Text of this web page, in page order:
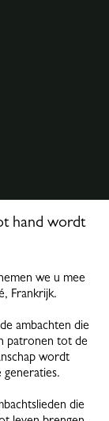
hand wordt
we u mee
Frankrijk.
ambachten die
patronen tot de
wordt
die